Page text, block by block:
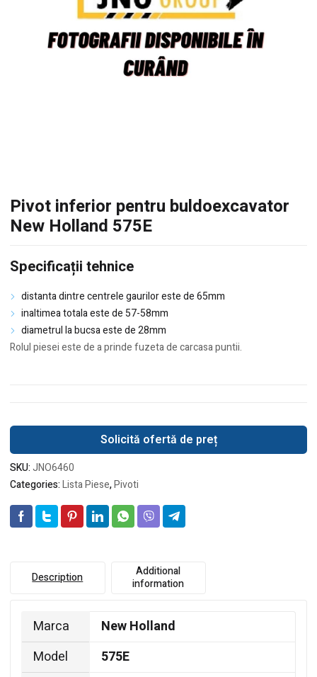
Pivot inferior pentru buldoexcavator
New Holland 575E
Specificații tehnice
distanta dintre centrele gaurilor este de 65mm
inaltimea totala este de 57-58mm
diametrul la bucsa este de 28mm
Rolul piesei este de a prinde fuzeta de carcasa puntii.
Solicită ofertă de preț
SKU:JNO6460
Categories:Lista Piese,Pivoti
Description
Additional
information
Marca
New Holland
Model
575E